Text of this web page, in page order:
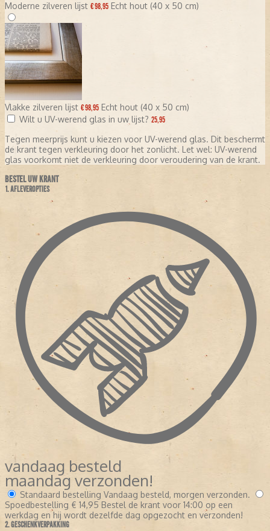
Moderne zilveren lijst € 98,95 Echt hout (40 x 50 cm)
Vlakke zilveren lijst € 98,95 Echt hout (40 x 50 cm)
Wilt u UV-werend glas in uw lijst? 25,95
Tegen meerprijs kunt u kiezen voor UV-werend glas. Dit beschermt
de krant tegen verkleuring door het zonlicht. Let wel: UV-werend
glas voorkomt niet de verkleuring door veroudering van de krant.
BESTEL UW KRANT
1. AFLEVEROPTIES
vandaag besteld
maandag verzonden!
Standaard bestelling Vandaag besteld, morgen verzonden.
Spoedbestelling € 14,95 Bestel de krant voor 14:00 op een
werkdag en hij wordt dezelfde dag opgezocht en verzonden!
2. GESCHENKVERPAKKING